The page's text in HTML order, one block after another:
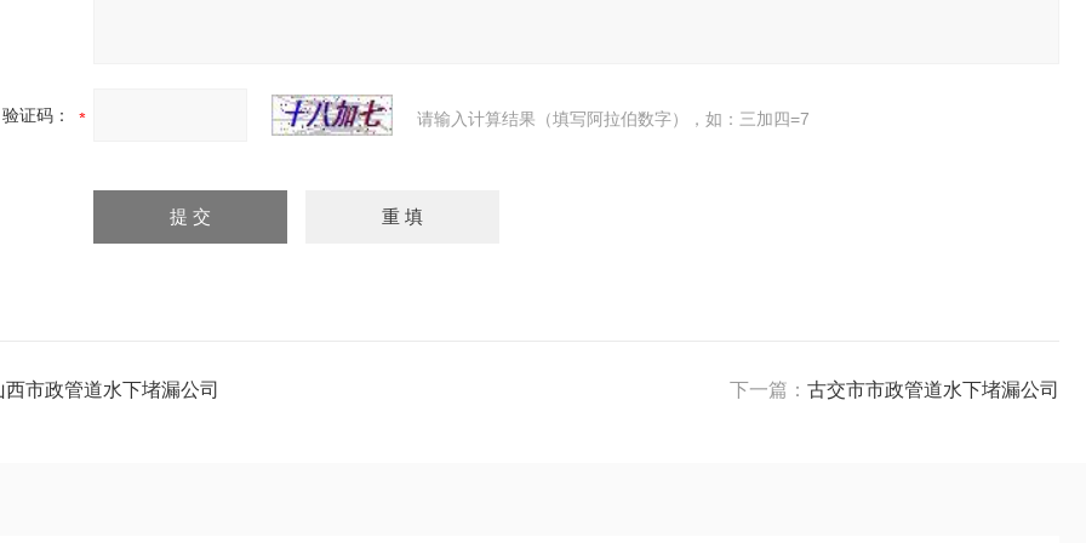
验证码： 请输入计算结果（填写阿拉伯数字），如：三加四=7
西市政管道水下堵漏公司 下一篇： 古交市市政管道水下堵漏公司